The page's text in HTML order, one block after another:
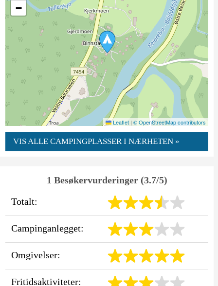
−
Leaflet | © OpenStreetMap contributors
VIS ALLE CAMPINGPLASSER I NÆRHETEN »
1 Besøkervurderinger (3.7/5)
Totalt:
Campinganlegget:
Omgivelser:
Fritidsaktiviteter: